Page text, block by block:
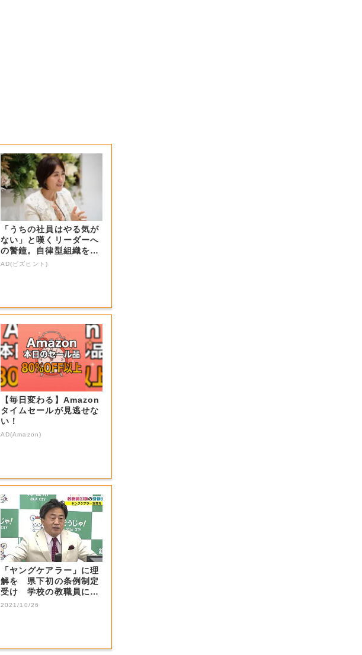
「うちの社員はやる気が
ない」と嘆くリーダーへ
の警鐘。自律型組織をつ
くる前に外せな...
AD(ビズヒント)
【毎日変わる】Amazon
タイムセールが見逃せな
い！
AD(Amazon)
「ヤングケアラー」に理
解を 県下初の条例制定
受け 学校の教職員に研
修【岡山・総社...
2021/10/26